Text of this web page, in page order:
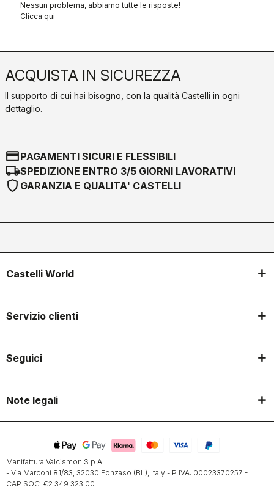
Nessun problema, abbiamo tutte le risposte!
Clicca qui
ACQUISTA IN SICUREZZA
Il supporto di cui hai bisogno, con la qualità Castelli in ogni
dettaglio.
credit_cardPAGAMENTI SICURI E FLESSIBILI
local_shippingSPEDIZIONE ENTRO 3/5 GIORNI LAVORATIVI
shield GARANZIA E QUALITA' CASTELLI
Castelli World
Servizio clienti
Seguici
Note legali
Manifattura Valcismon S.p.A.
- Via Marconi 81/83, 32030 Fonzaso (BL), Italy - P.IVA: 00023370257 -
CAP.SOC. €2.349.323,00